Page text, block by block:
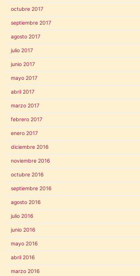
octubre 2017
septiembre 2017
agosto 2017
julio 2017
junio 2017
mayo 2017
abril 2017
marzo 2017
febrero 2017
enero 2017
diciembre 2016
noviembre 2016
octubre 2016
septiembre 2016
agosto 2016
julio 2016
junio 2016
mayo 2016
abril 2016
marzo 2016